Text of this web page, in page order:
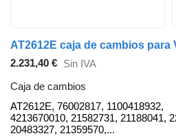
AT2612E caja de cambios para
2.231,40 € Sin IVA
Caja de cambios
AT2612E, 76002817, 1100418932,
4213670010, 21582731, 21188041,
20483327, 21359570,...